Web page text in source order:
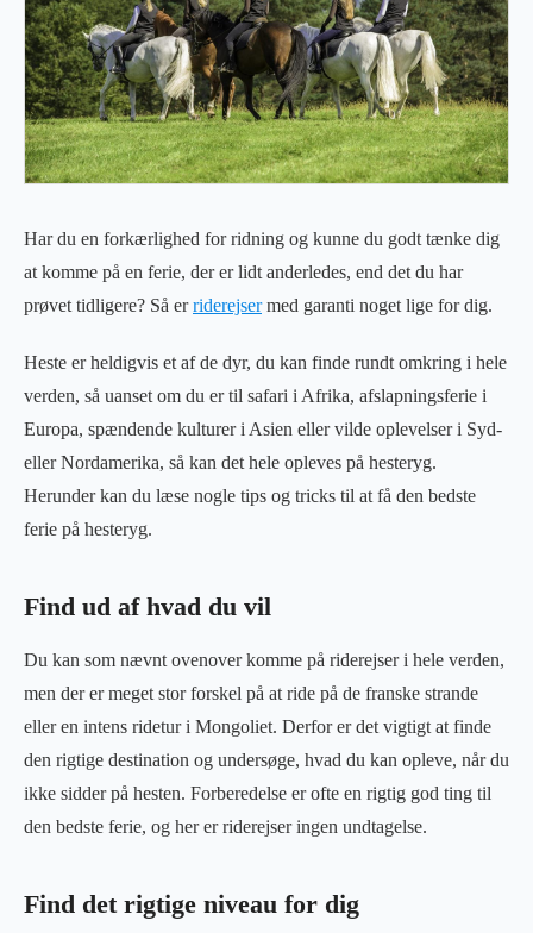
Har du en forkærlighed for ridning og kunne du godt tænke dig
at komme på en ferie, der er lidt anderledes, end det du har
prøvet tidligere? Så erriderejsermed garanti noget lige for dig.
Heste er heldigvis et af de dyr, du kan finde rundt omkring i hele
verden, så uanset om du er til safari i Afrika, afslapningsferie i
Europa, spændende kulturer i Asien eller vilde oplevelser i Syd-
eller Nordamerika, så kan det hele opleves på hesteryg.
Herunder kan du læse nogle tips og tricks til at få den bedste
ferie på hesteryg.
Find ud af hvad du vil
Du kan som nævnt ovenover komme på riderejser i hele verden,
men der er meget stor forskel på at ride på de franske strande
eller en intens ridetur i Mongoliet. Derfor er det vigtigt at finde
den rigtige destination og undersøge, hvad du kan opleve, når du
ikke sidder på hesten. Forberedelse er ofte en rigtig god ting til
den bedste ferie, og her er riderejser ingen undtagelse.
Find det rigtige niveau for dig